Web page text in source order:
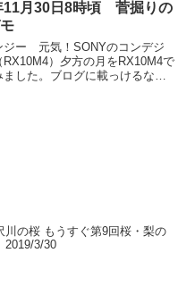
11月30日8時頃 菅掘りの
ジー 元気！SONYのコンデジ
RX10M4）夕方の月をRX10M4で
ました。ブログに載っけるなら
川の桜 もうすぐ第9回桜・梨の
2019/3/30